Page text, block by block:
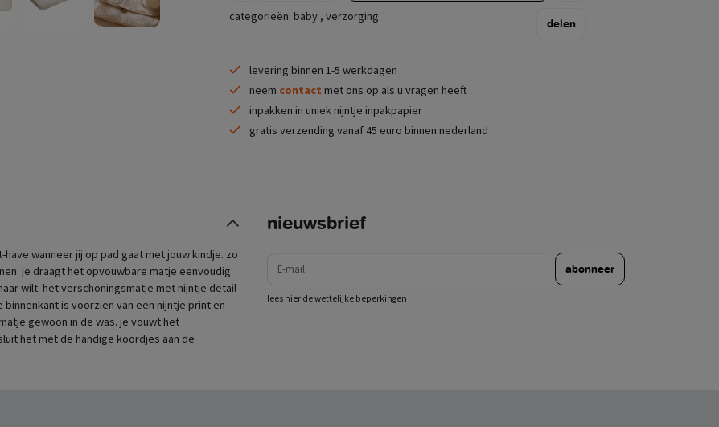
categorieën: baby , verzorging
delen
levering binnen 1-5 werkdagen
neem contact met ons op als u vragen heeft
inpakken in uniek nijntje inpakpapier
gratis verzending vanaf 45 euro binnen nederland
wanneer jij op pad gaat met jouw kindje. zo
je draagt het opvouwbare matje eenvoudig
wilt. het verschoningsmatje met nijntje detail
is voorzien van een nijntje print en
gewoon in de was. je vouwt het
het met de handige koordjes aan de
nieuwsbrief
e-mail
abonneer
lees hier de wettelijke beperkingen